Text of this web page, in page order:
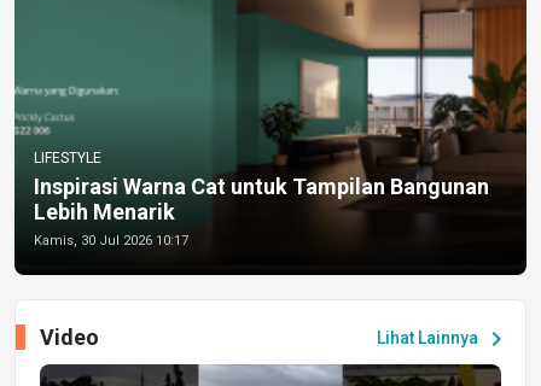
LIFESTYLE
Inspirasi Warna Cat untuk Tampilan Bangunan
Lebih Menarik
Kamis, 30 Jul 2026 10:17
Lihat Lainnya chevron_right
Video